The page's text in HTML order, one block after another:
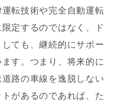
転技術や完全自動運転
定するのではなく、ド
ても、継続的にサポー
す。つまり、将来的に
路の車線を逸脱しない
があるのであれば、た